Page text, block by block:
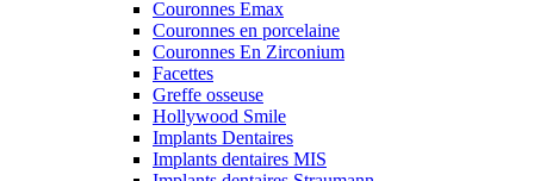
Couronnes Emax
Couronnes en porcelaine
Couronnes En Zirconium
Facettes
Greffe osseuse
Hollywood Smile
Implants Dentaires
Implants dentaires MIS